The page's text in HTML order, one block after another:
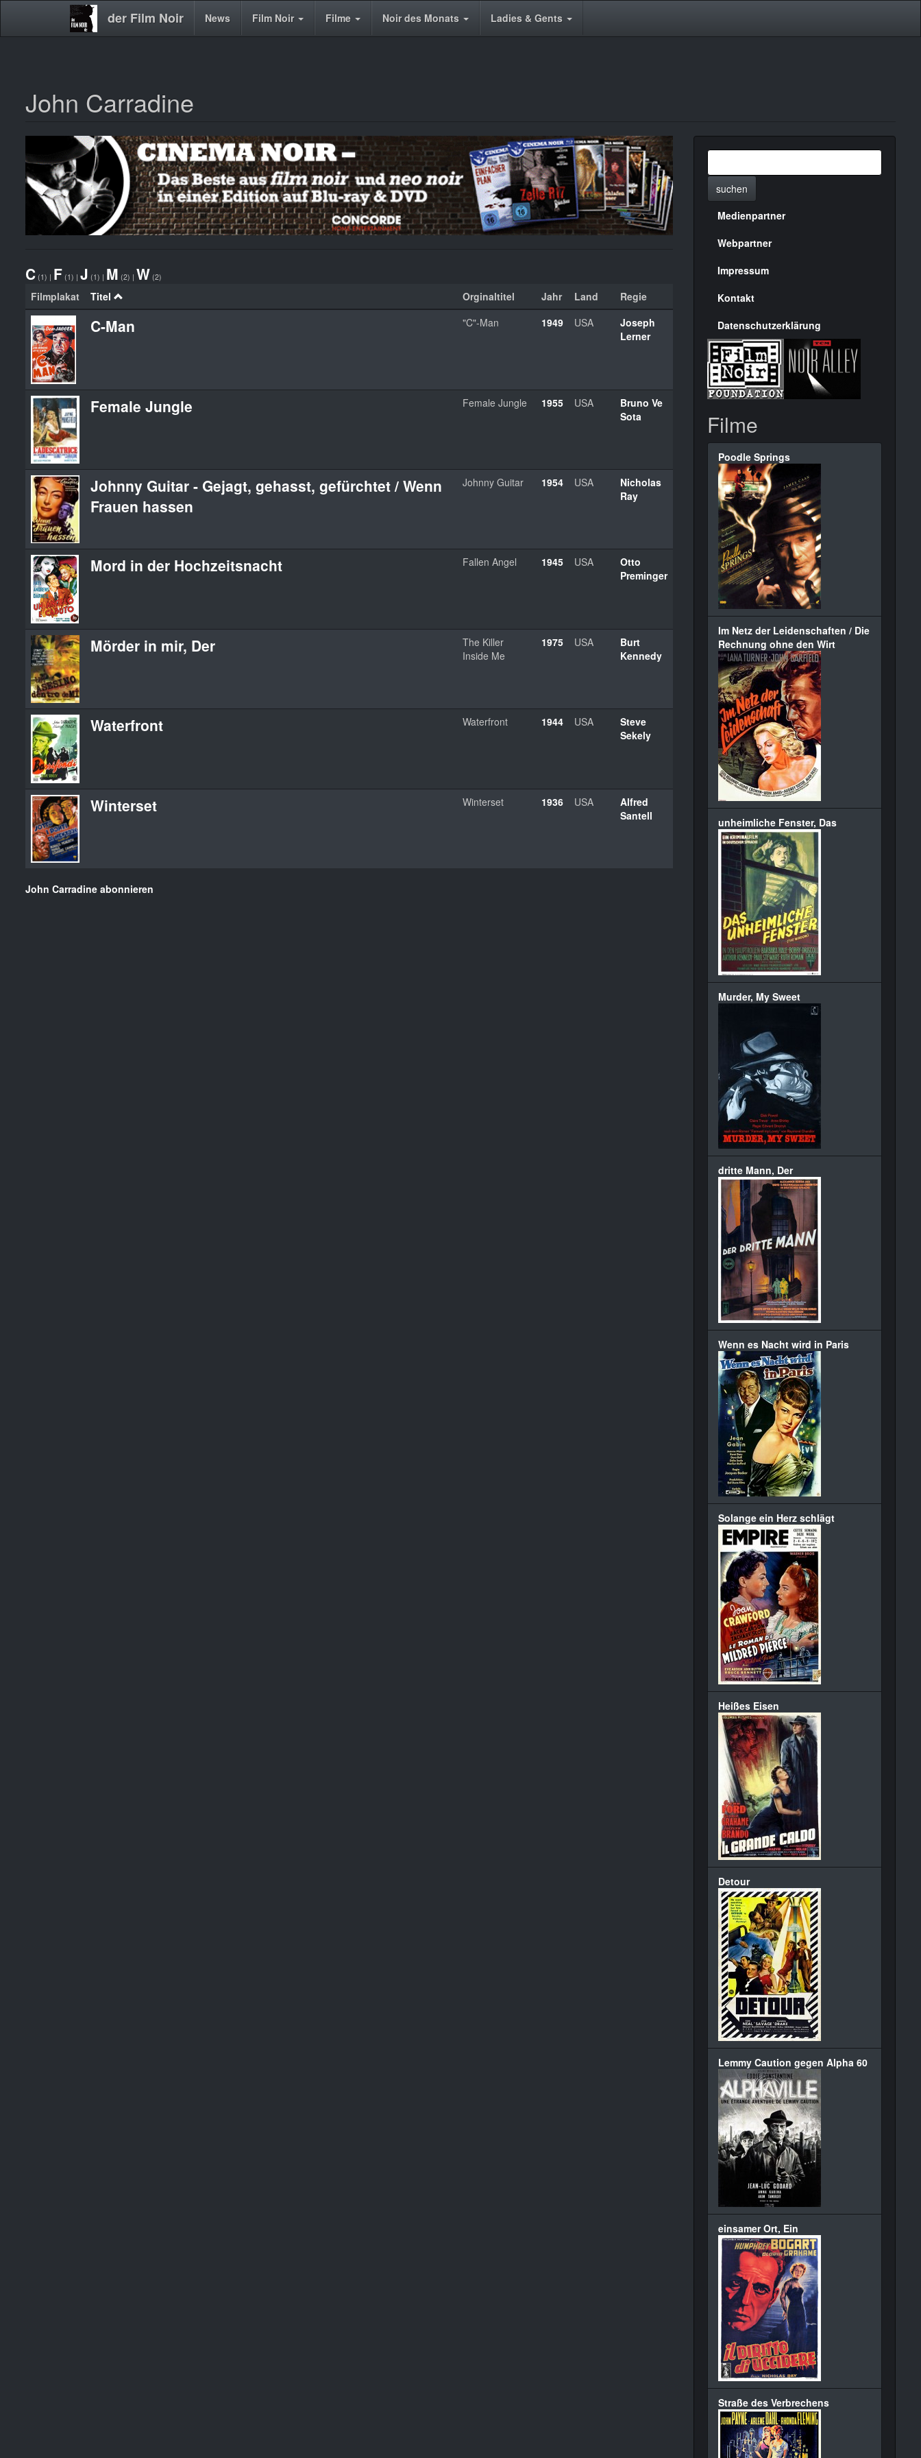
der Film Noir
Main News Film Noir Filme Noir des Monats Ladies & Gents
John Carradine
C (1) | F (1) | J (1) | M (2) | W (2)
Filmplakat Titel Orginaltitel Jahr Land Regie
C-Man "C"-Man 1949 USA
Joseph
Lerner
Female Jungle Female Jungle 1955 USA
Bruno Ve
Sota
Johnny Guitar - Gejagt, gehasst, gefürchtet / Wenn
Frauen hassen
Johnny Guitar 1954 USA
Nicholas
Ray
Mord in der Hochzeitsnacht Fallen Angel 1945 USA
Otto
Preminger
Mörder in mir, Der
The Killer
Inside Me
1975 USA
Burt
Kennedy
Waterfront Waterfront 1944 USA
Steve
Sekely
Winterset Winterset 1936 USA
Alfred
Santell
John Carradine abonnieren
suchen
Menülinks
rechte
Seite
Medienpartner
Webpartner
Impressum
Kontakt
Datenschutzerklärung
Filme
Poodle Springs
Im Netz der Leidenschaften / Die
Rechnung ohne den Wirt
unheimliche Fenster, Das
Murder, My Sweet
dritte Mann, Der
Wenn es Nacht wird in Paris
Solange ein Herz schlägt
Heißes Eisen
Detour
Lemmy Caution gegen Alpha 60
einsamer Ort, Ein
Straße des Verbrechens